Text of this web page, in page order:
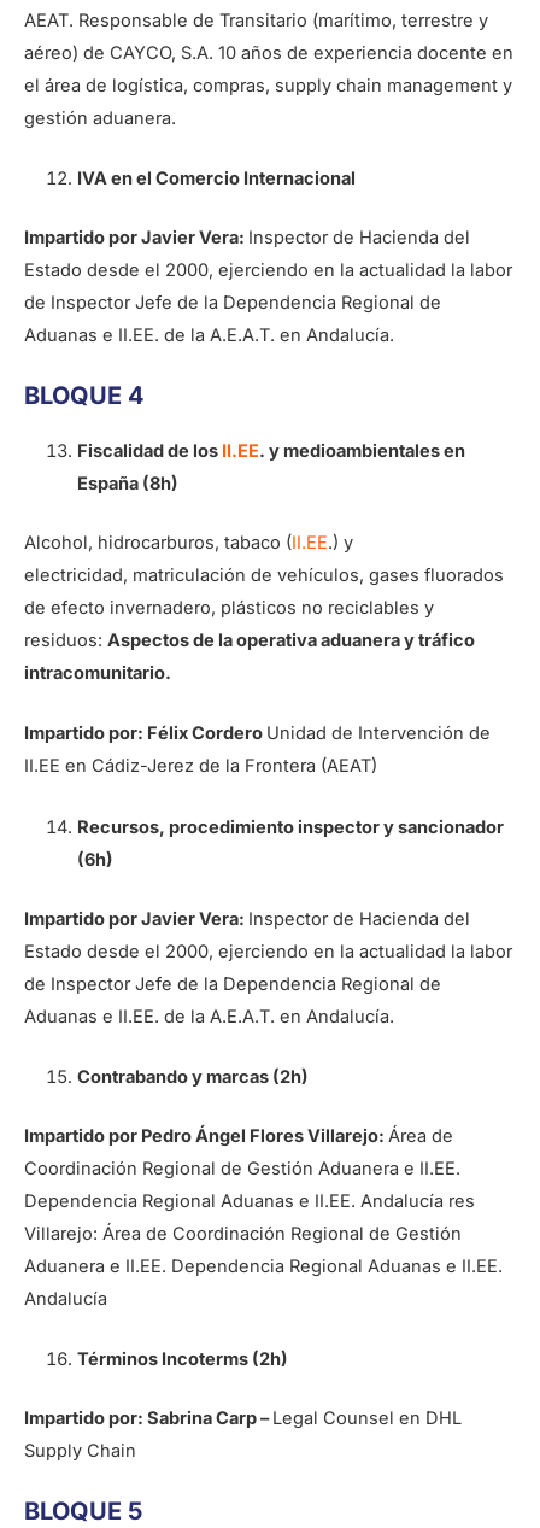
AEAT. Responsable de Transitario (marítimo, terrestre y
aéreo) de CAYCO, S.A. 10 años de experiencia docente en
el área de logística, compras, supply chain management y
gestión aduanera.
IVA en el Comercio Internacional
Impartido por Javier Vera: Inspector de Hacienda del
Estado desde el 2000, ejerciendo en la actualidad la labor
de Inspector Jefe de la Dependencia Regional de
Aduanas e II.EE. de la A.E.A.T. en Andalucía.
BLOQUE 4
Fiscalidad de los II.EE. y medioambientales en
España (8h)
Alcohol, hidrocarburos, tabaco (II.EE.) y
electricidad, matriculación de vehículos, gases fluorados
de efecto invernadero, plásticos no reciclables y
residuos: Aspectos de la operativa aduanera y tráfico
intracomunitario.
Impartido por: Félix Cordero Unidad de Intervención de
II.EE en Cádiz-Jerez de la Frontera (AEAT)
Recursos, procedimiento inspector y sancionador
(6h)
Impartido por Javier Vera: Inspector de Hacienda del
Estado desde el 2000, ejerciendo en la actualidad la labor
de Inspector Jefe de la Dependencia Regional de
Aduanas e II.EE. de la A.E.A.T. en Andalucía.
Contrabando y marcas (2h)
Impartido por Pedro Ángel Flores Villarejo: Área de
Coordinación Regional de Gestión Aduanera e II.EE.
Dependencia Regional Aduanas e II.EE. Andalucía res
Villarejo: Área de Coordinación Regional de Gestión
Aduanera e II.EE. Dependencia Regional Aduanas e II.EE.
Andalucía
Términos Incoterms (2h)
Impartido por: Sabrina Carp –Legal Counsel en DHL
Supply Chain
BLOQUE 5